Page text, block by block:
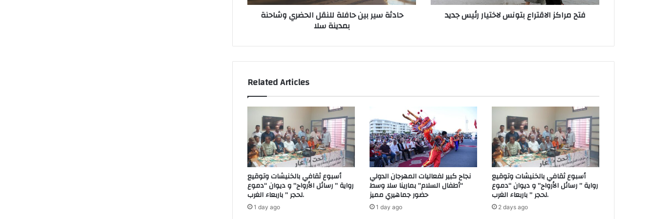
r
ب
ا
ل
ل
ن
ا
ل
ح
ض
ر
ي
و
ش
حادثة سير بين حافلة للنقل الحضري وشاحنة
بمدينة سلا
ا
ت
ت
س
ل
ا
خ
ت
ي
ا
فتح مراكز الاقتراع بتونس لاختيار رئيس جديد
Related Articles
أسبوع ثقافي بالخنيشات وتوقيع
رواية ” رسائل الأرواح” و ديوان “دموع
لحجر ” باربعاء الغرب.
1 day ago
نجاح كبير لفعاليات المهرجان الدولي
“أطفال السلام” بمارينا سلا وسط
حضور جماهيري مميز
1 day ago
أسبوع ثقافي بالخنيشات وتوقيع
رواية ” رسائل الأرواح” و ديوان “دموع
لحجر ” باربعاء الغرب.
2 days ago